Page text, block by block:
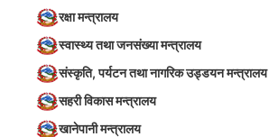
रक्षा मन्त्रालय
स्वास्थ्य तथा जनसंख्या मन्त्रालय
संस्कृति, पर्यटन तथा नागरिक उड्डयन मन्त्रालय
सहरी विकास मन्त्रालय
खानेपानी मन्त्रालय